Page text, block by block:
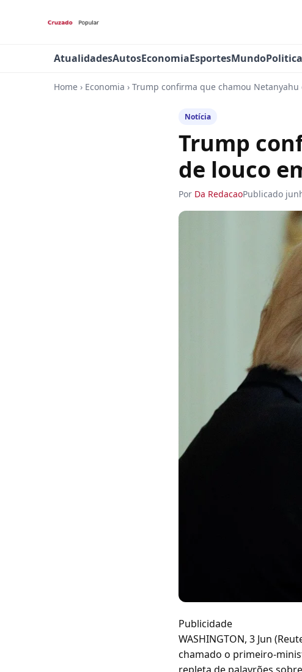
AtualidadesAutosEconomiaEsportesMundoPolitica
Home › Economia › Trump confirma que chamou
Notícia
Trump
de louco
Por Da RedacaoPublicado
Publicidade
WASHINGTON, 3 Jun
chamado o primeiro-